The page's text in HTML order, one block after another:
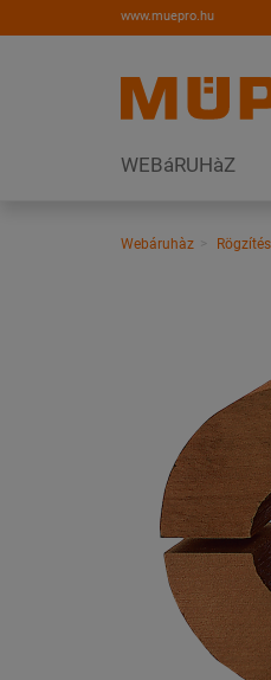
www.muepro.hu
WEBáRUHàZ
Webáruhàz